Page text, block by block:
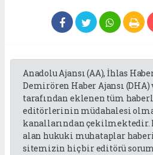
Anadolu Ajansı (AA), İhlas
Demirören Haber Ajansı
tarafından eklenen tüm
editörlerinin müdahalesi
kanallarından çekilmektedir.
alan hukuki muhataplar
sitemizin hiç bir editörü